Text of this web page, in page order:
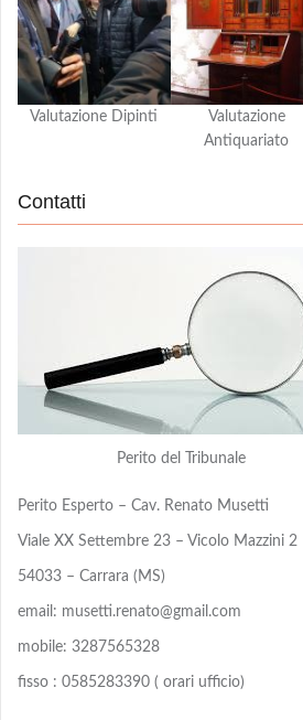
Valutazione Dipinti
Valutazione
Antiquariato
Contatti
Perito del Tribunale
Perito Esperto – Cav. Renato Musetti
Viale XX Settembre 23 – Vicolo Mazzini 2
54033 – Carrara (MS)
email: musetti.renato@gmail.com
mobile: 3287565328
fisso : 0585283390 ( orari ufficio)